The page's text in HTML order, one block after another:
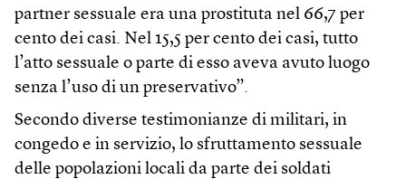
partner sessuale era una prostituta nel 66,7 per
cento dei casi. Nel 15,5 per cento dei casi, tutto
l’atto sessuale o parte di esso aveva avuto luogo
senza l’uso di un preservativo”.
Secondo diverse testimonianze di militari, in
congedo e in servizio, lo sfruttamento sessuale
delle popolazioni locali da parte dei soldati